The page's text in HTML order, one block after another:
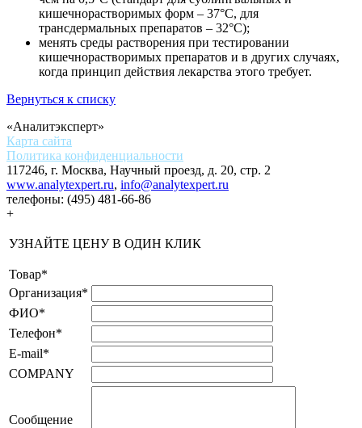
кишечнорастворимых форм – 37°C, для
трансдермальных препаратов – 32°C);
менять среды растворения при тестировании
кишечнорастворимых препаратов и в других случаях,
когда принцип действия лекарства этого требует.
Вернуться к списку
«Аналитэксперт»
Карта сайта
Политика конфиденциальности
117246, г. Москва, Научный проезд, д. 20, стр. 2
www.analytexpert.ru, info@analytexpert.ru
телефоны: (495) 481-66-86
+
УЗНАЙТЕ ЦЕНУ В ОДИН КЛИК
Товар*
Организация*
ФИО*
Телефон*
E-mail*
COMPANY
Сообщение